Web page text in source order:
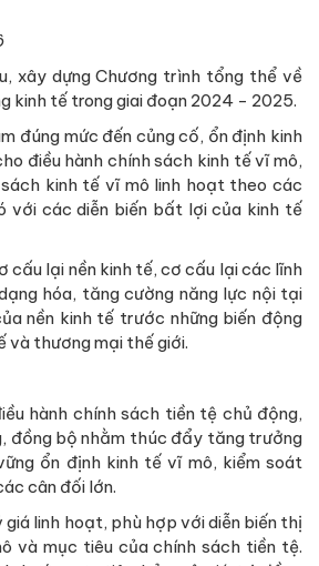
xây dựng Chương trình tổng thể về
kinh tế trong giai đoạn 2024 - 2025.
đúng mức đến củng cố, ổn định kinh
điều hành chính sách kinh tế vĩ mô,
kinh tế vĩ mô linh hoạt theo các
với các diễn biến bất lợi của kinh tế
cấu lại nền kinh tế, cơ cấu lại các lĩnh
hóa, tăng cường năng lực nội tại
nền kinh tế trước những biến động
và thương mại thế giới.
hành chính sách tiền tệ chủ động,
đồng bộ nhằm thúc đẩy tăng trưởng
ổn định kinh tế vĩ mô, kiểm soát
cân đối lớn.
giá linh hoạt, phù hợp với diễn biến thị
và mục tiêu của chính sách tiền tệ.